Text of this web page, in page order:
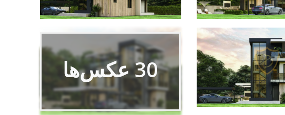
30عکس‌ها